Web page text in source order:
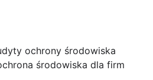
ochrony środowiska
środowiska dla firm